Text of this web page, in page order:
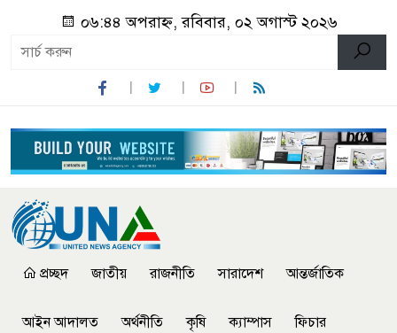
০৬:৪৪ অপরাহ্ন, রবিবার, ০২ অগাস্ট ২০২৬
প্রচ্ছদ জাতীয় রাজনীতি সারাদেশ আন্তর্জাতিক
আইন আদালত অর্থনীতি কৃষি ক্যাম্পাস ফিচার